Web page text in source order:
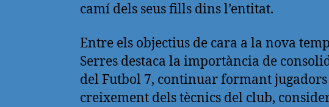
camí dels seus fills dins l’entitat.
Entre els objectius de cara a la nova
Serres destaca la importància de
del Futbol 7, continuar formant
creixement dels tècnics del club,